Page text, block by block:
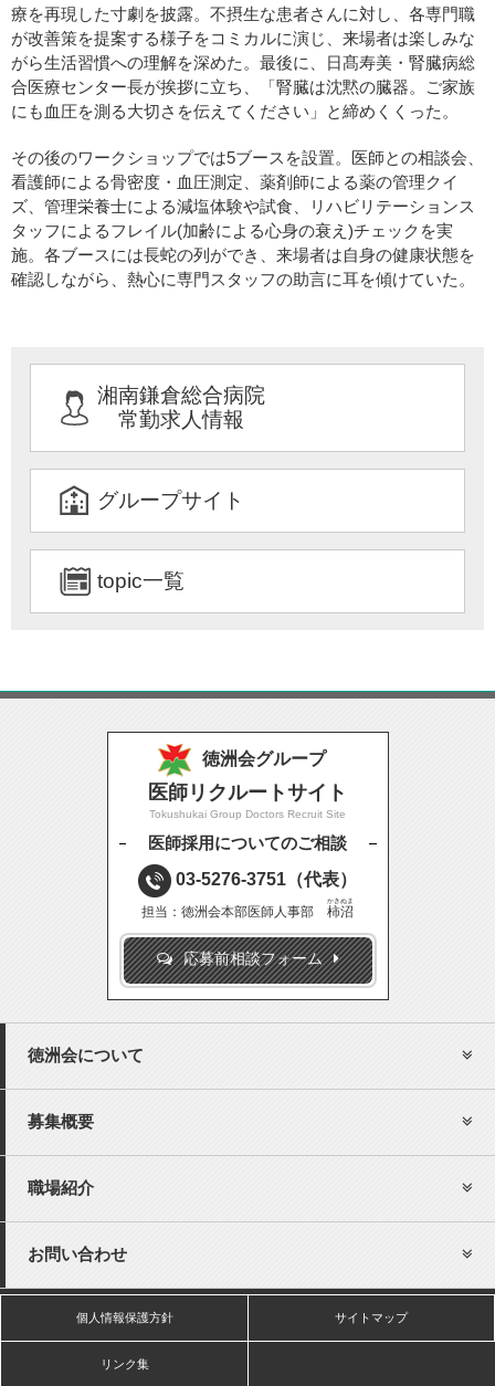
療を再現した寸劇を披露。不摂生な患者さんに対し、各専門職
が改善策を提案する様子をコミカルに演じ、来場者は楽しみな
がら生活習慣への理解を深めた。最後に、日髙寿美・腎臓病総
合医療センター長が挨拶に立ち、「腎臓は沈黙の臓器。ご家族
にも血圧を測る大切さを伝えてください」と締めくくった。
その後のワークショップでは5ブースを設置。医師との相談会、
看護師による骨密度・血圧測定、薬剤師による薬の管理クイ
ズ、管理栄養士による減塩体験や試食、リハビリテーションス
タッフによるフレイル(加齢による心身の衰え)チェックを実
施。各ブースには長蛇の列ができ、来場者は自身の健康状態を
確認しながら、熱心に専門スタッフの助言に耳を傾けていた。
湘南鎌倉総合病院
常勤求人情報
グループサイト
topic一覧
徳洲会グループ
医師リクルートサイト
Tokushukai Group Doctors Recruit Site
医師採用についてのご相談
03-5276-3751 （代表）
担当：徳洲会本部医師人事部 柿沼
かきぬま
応募前相談フォーム
徳洲会について
募集概要
職場紹介
お問い合わせ
個人情報保護方針 サイトマップ
リンク集